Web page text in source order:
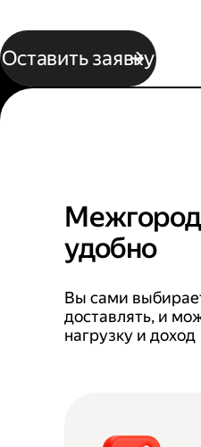
Оставить заявку
удобно
Вы сами
доставлять, и
нагрузку и доход